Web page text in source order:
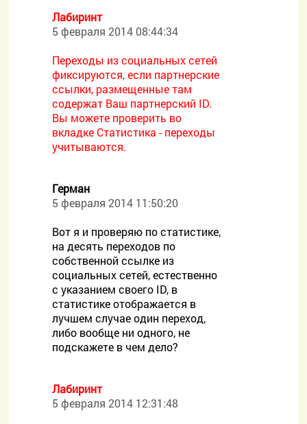
Лабиринт
5 февраля 2014 08:44:34
Переходы из социальных сетей
фиксируются, если партнерские
ссылки, размещенные там
содержат Ваш партнерский ID.
Вы можете проверить во
вкладке Статистика - переходы
учитываются.
Герман
5 февраля 2014 11:50:20
Вот я и проверяю по статистике,
на десять переходов по
собственной ссылке из
социальных сетей, естественно
с указанием своего ID, в
статистике отображается в
лучшем случае один переход,
либо вообще ни одного, не
подскажете в чем дело?
Лабиринт
5 февраля 2014 12:31:48